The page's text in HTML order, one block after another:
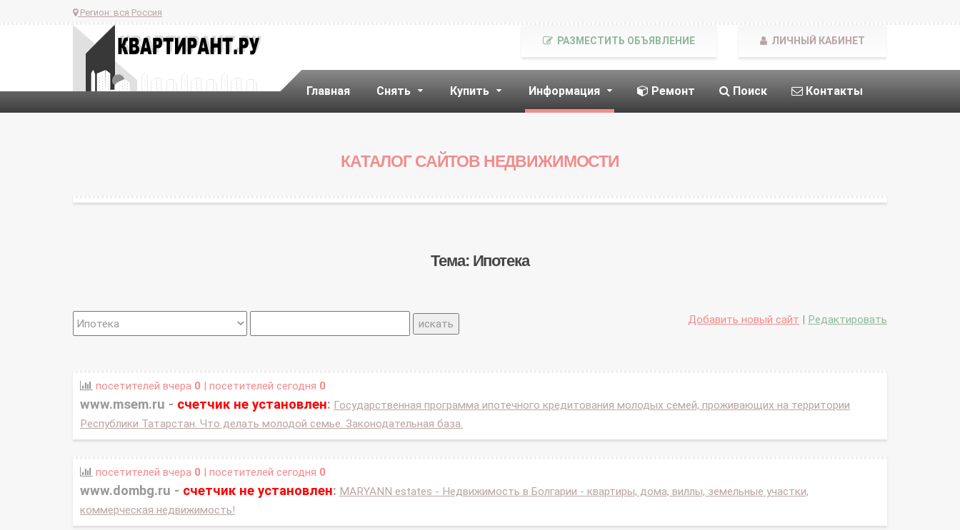
Регион: вся Россия
Главная Снять Купить Информация Ремонт Поиск Контакты
РАЗМЕСТИТЬ ОБЪЯВЛЕНИЕ ЛИЧНЫЙ КАБИНЕТ
КАТАЛОГ САЙТОВ НЕДВИЖИМОСТИ
Тема: Ипотека
Добавить новый сайт | Редактировать
посетителей вчера 0 | посетителей сегодня 0
www.msem.ru - счетчик не установлен: Государственная программа ипотечного кредитования молодых семей, проживающих на территории
Республики Татарстан. Что делать молодой семье. Законодательная база.
посетителей вчера 0 | посетителей сегодня 0
www.dombg.ru - счетчик не установлен: MARYANN estates - Недвижимость в Болгарии - квартиры, дома, виллы, земельные участки,
коммерческая недвижимость!